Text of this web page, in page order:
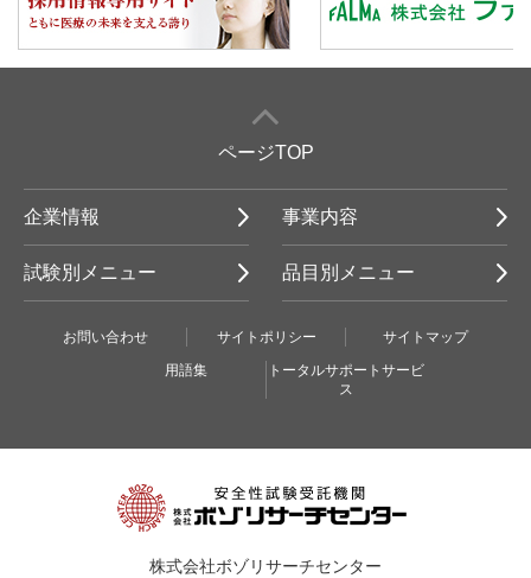
ページTOP
企業情報 事業内容
試験別メニュー 品目別メニュー
お問い合わせ サイトポリシー
サイトマップ
用語集
トータルサポートサービ
ス
株式会社ボゾリサーチセンター